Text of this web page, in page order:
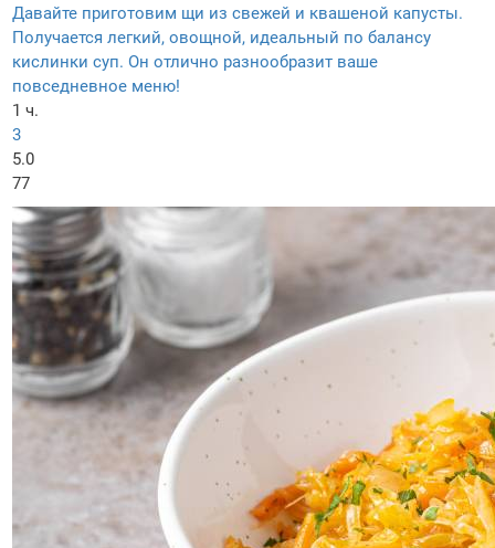
Давайте приготовим щи из свежей и квашеной капусты.
Получается легкий, овощной, идеальный по балансу
кислинки суп. Он отлично разнообразит ваше
повседневное меню!
1 ч.
3
5.0
77